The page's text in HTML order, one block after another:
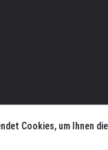
Cookies, um Ihnen